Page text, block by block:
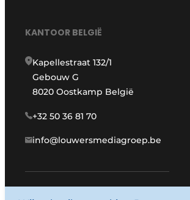
KANTOOR BELGIË
Kapellestraat 132/1
Gebouw G
8020 Oostkamp België
+32 50 36 81 70
info@louwersmediagroep.be